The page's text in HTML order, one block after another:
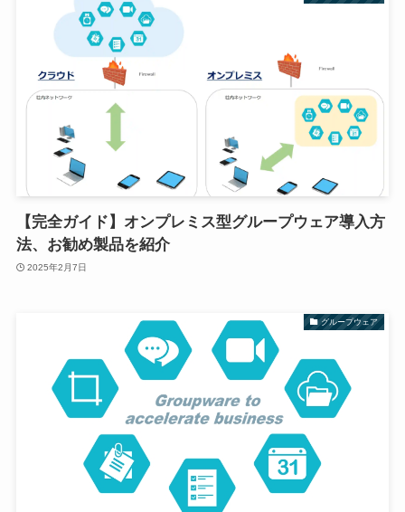
【完全ガイド】オンプレミス型グループウェア導入方
法、お勧め製品を紹介
2025年2月7日
グループウェア